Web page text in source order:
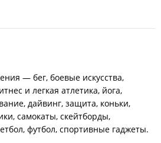
— бег, боевые искусства,
и легкая атлетика, йога,
дайвинг, защита, коньки,
самокаты, скейтборды,
футбол, спортивные гаджеты.